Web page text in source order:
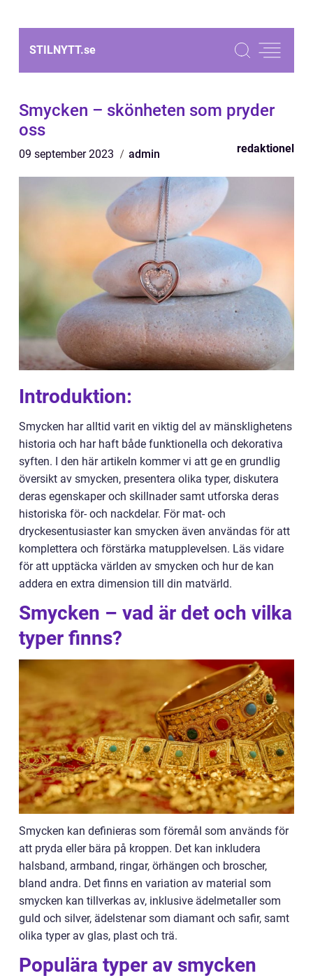
STILNYTT.se
Smycken – skönheten som pryder
oss
09 september 2023 admin redaktionel
Introduktion:
Smycken har alltid varit en viktig del av mänsklighetens
historia och har haft både funktionella och dekorativa
syften. I den här artikeln kommer vi att ge en grundlig
översikt av smycken, presentera olika typer, diskutera
deras egenskaper och skillnader samt utforska deras
historiska för- och nackdelar. För mat- och
dryckesentusiaster kan smycken även användas för att
komplettera och förstärka matupplevelsen. Läs vidare
för att upptäcka världen av smycken och hur de kan
addera en extra dimension till din matvärld.
Smycken – vad är det och vilka
typer finns?
Smycken kan definieras som föremål som används för
att pryda eller bära på kroppen. Det kan inkludera
halsband, armband, ringar, örhängen och broscher,
bland andra. Det finns en variation av material som
smycken kan tillverkas av, inklusive ädelmetaller som
guld och silver, ädelstenar som diamant och safir, samt
olika typer av glas, plast och trä.
Populära typer av smycken